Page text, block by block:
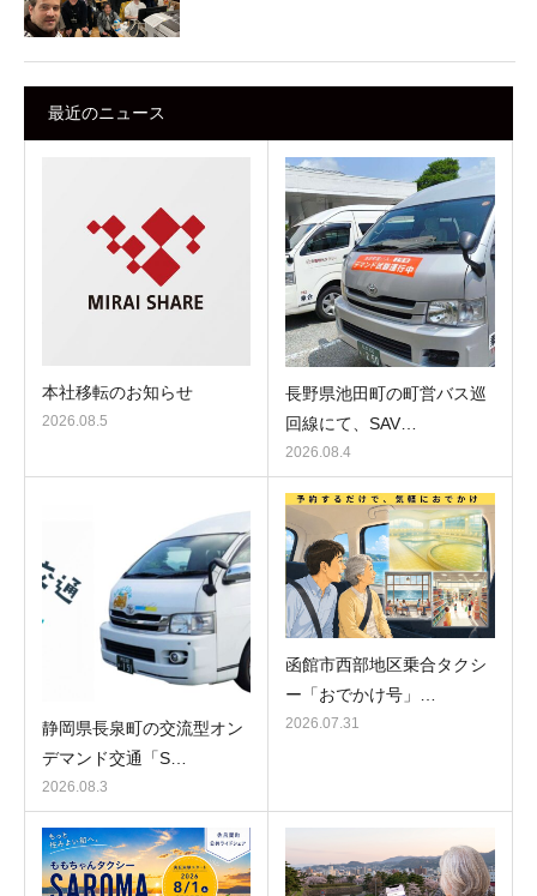
最近のニュース
本社移転のお知らせ
2026.08.5
長野県池田町の町営バス巡
回線にて、SAV…
2026.08.4
静岡県長泉町の交流型オン
デマンド交通「S…
2026.08.3
函館市西部地区乗合タクシ
ー「おでかけ号」…
2026.07.31